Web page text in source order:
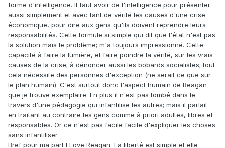
forme d'intelligence. Il faut avoir de l'intelligence pour présenter
aussi simplement et avec tant de vérité les causes d'une crise
économique, pour dire aux gens qu'ils doivent reprendre leurs
responsabilités. Cette formule si simple qui dit que l'état n'est pas
la solution mais le problème; m'a toujours impressionné. Cette
capacité à faire la lumière, et faire poindre la vérité, sur les vrais
causes de la crise; à dénoncer aussi les bobards socialistes; tout
cela nécessite des personnes d'exception (ne serait ce que sur
le plan humain). C'est surtout donc l'aspect humain de Reagan
que je trouve exemplaire. En plus il n'est pas tombé dans le
travers d'une pédagogie qui infantilise les autres; mais il parlait
en traitant au contraire les gens comme à priori adultes, libres et
responsables. Or ce n'est pas facile facile d'expliquer les choses
sans infantiliser.
Bref pour ma part I Love Reagan. La liberté est simple et elle